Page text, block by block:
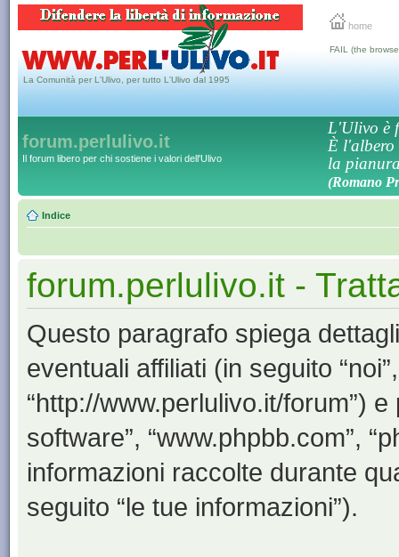
home
La Comunità per L'Ulivo, per tutto L'Ulivo dal 1995
FAIL (the
forum.perlulivo.it
Il forum libero per chi sostiene i valori dell'Ulivo
L'Ulivo è
È l'albero
la
(Romano
Indice
forum.perlulivo.it -
Questo paragrafo spiega
eventuali affiliati (in seguito
“http://www.perlulivo.it/forum”) e
software”, “www.phpbb.com”,
informazioni raccolte durante
seguito “le tue informazioni”).